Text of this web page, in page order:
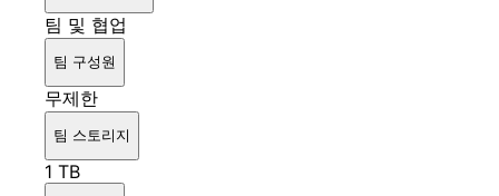
팀 및 협업
팀 구성원
무제한
팀 스토리지
1 TB